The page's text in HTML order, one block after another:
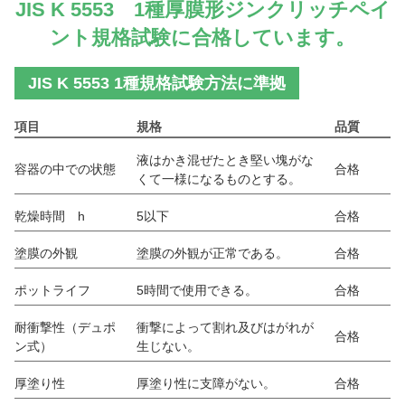
JIS K 5553 1種厚膜形ジンクリッチペイ
ント規格試験に合格しています。
JIS K 5553 1種規格試験方法に準拠
項目 規格 品質
容器の中での状態
液はかき混ぜたとき堅い塊がな
くて一様になるものとする。
合格
乾燥時間 h 5以下 合格
塗膜の外観 塗膜の外観が正常である。 合格
ポットライフ 5時間で使用できる。 合格
耐衝撃性（デュポ
ン式）
衝撃によって割れ及びはがれが
生じない。
合格
厚塗り性 厚塗り性に支障がない。 合格